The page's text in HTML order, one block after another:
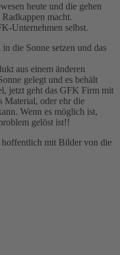
heute und die gehen
macht.
Unternehmen selbst.
die Sonne setzen und das
aus einem änderen
gelegt und es behält
jetzt geht das GFK Firm mit
Material, oder ehr die
Wenn es möglich ist,
gelöst ist!!
hoffentlich mit Bilder von die